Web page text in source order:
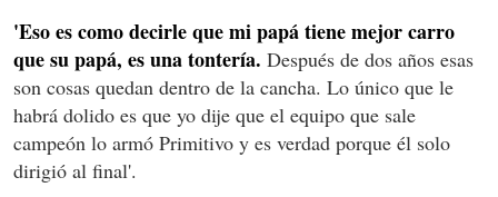
'Eso es como decirle que mi papá tiene mejor carro
que su papá, es una tontería. Después de dos años esas
son cosas quedan dentro de la cancha. Lo único que le
habrá dolido es que yo dije que el equipo que sale
campeón lo armó Primitivo y es verdad porque él solo
dirigió al final'.